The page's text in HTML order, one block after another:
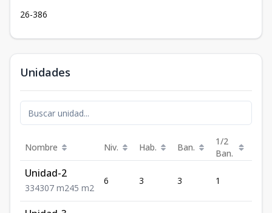
26-386
Unidades
Nombre Niv. Hab. Ban.
1/2
Ban.
Unidad-2
334307 m245 m2
6 3 3 1